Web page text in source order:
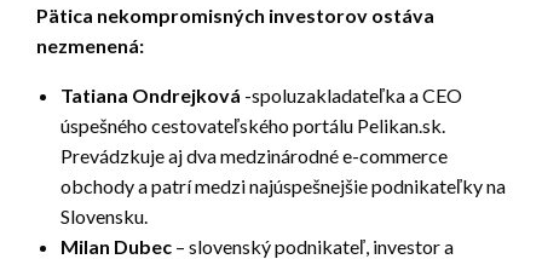
Pätica nekompromisných investorov ostáva
nezmenená:
Tatiana Ondrejková -spoluzakladateľka a CEO
úspešného cestovateľského portálu Pelikan.sk.
Prevádzkuje aj dva medzinárodné e-commerce
obchody a patrí medzi najúspešnejšie podnikateľky na
Slovensku.
Milan Dubec – slovenský podnikateľ, investor a